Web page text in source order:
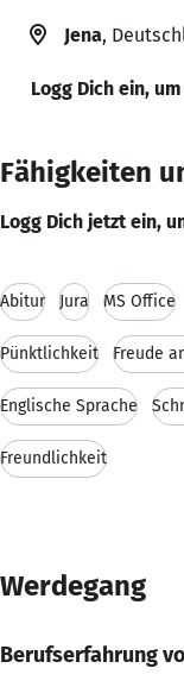
Jena,
Logg Dich ein,
Fähigkeiten
Logg Dich jetzt ein,
Abitur Jura MS Office
Pünktlichkeit Freude
Englische Sprache
Freundlichkeit
Werdegang
Berufserfahrung